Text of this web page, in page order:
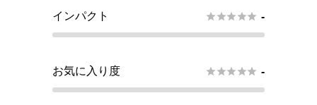
インパクト  -
お気に入り度  -